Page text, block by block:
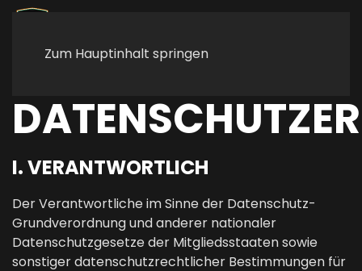
Zum Hauptinhalt springen
I. VERANTWORTLICH
Der Verantwortliche im Sinne der Datenschutz-
Grundverordnung und anderer nationaler
Datenschutzgesetze der Mitgliedsstaaten sowie
sonstiger datenschutzrechtlicher Bestimmungen für